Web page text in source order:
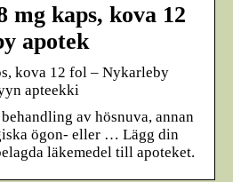
mg kaps, kova 12
apotek
kova 12 fol – Nykarleby
apteekki
av hösnuva, annan
ögon- eller … Lägg din
läkemedel till apoteket.